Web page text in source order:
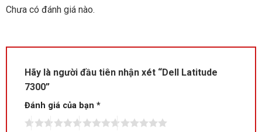
Chưa có đánh giá nào.
Hãy là người đầu tiên nhận xét “Dell Latitude
7300”
Đánh giá của bạn *